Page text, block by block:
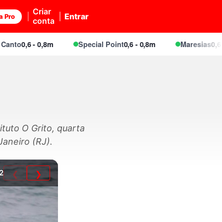
Pro
Criar
conta
Entrar
0,6 - 0,8m Special Point0,6 - 0,8m Maresias0,6 -
O Grito, quarta
(RJ).
❮ ❯